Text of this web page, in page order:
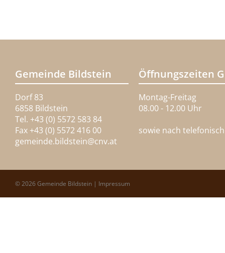
Gemeinde Bildstein
Dorf 83
6858 Bildstein
Tel. +43 (0) 5572 583 84
Fax +43 (0) 5572 416 00
gemeinde.bildstein@cnv.at
Öffnungszeiten
Montag-Freitag
08.00 - 12.00 Uhr
sowie nach
© 2026 Gemeinde Bildstein | Impressum